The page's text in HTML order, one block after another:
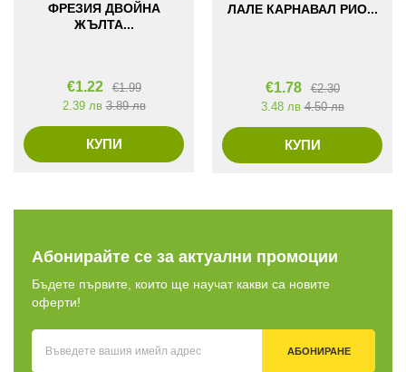
ФРЕЗИЯ ДВОЙНА
ЖЪЛТА...
€1.22 €1.99
2.39 лв 3.89 лв
КУПИ
ЛАЛЕ КАРНАВАЛ РИО...
€1.78 €2.30
3.48 лв 4.50 лв
КУПИ
Абонирайте се за актуални промоции
Бъдете първите, които ще научат какви са новите
оферти!
АБОНИРАНЕ